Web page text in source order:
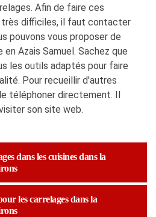
Afin de faire ces
difficiles, il faut contacter
pouvons vous proposer de
Azais Samuel. Sachez que
les outils adaptés pour faire
Pour recueillir d'autres
téléphoner directement. Il
son site web.
dans les cuisines dans la
les carrelages dans la